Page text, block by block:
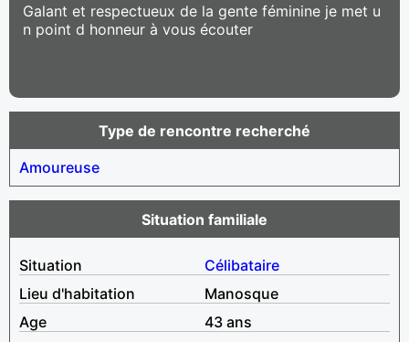
Galant et respectueux de la gente féminine je met u
n point d honneur à vous écouter
Type de rencontre recherché
Amoureuse
Situation familiale
Situation
Célibataire
Lieu d'habitation
Manosque
Age
43 ans